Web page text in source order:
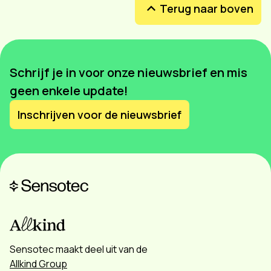
Terug naar boven
Schrijf je in voor onze nieuwsbrief en mis
geen enkele update!
Inschrijven voor de nieuwsbrief
Sensotec maakt deel uit van de
Allkind Group